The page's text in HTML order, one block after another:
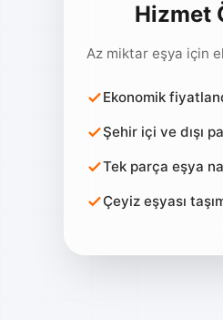
Hizmet
Az miktar eşya için
Ekonomik
Şehir içi ve dışı
Tek parça eşya
Çeyiz eşyası